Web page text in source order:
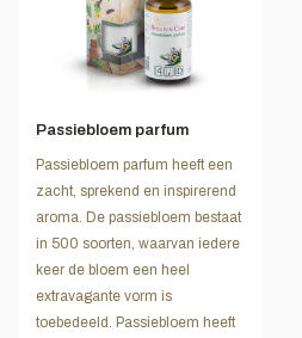
Passiebloem parfum
Passiebloem parfum heeft een
zacht, sprekend en inspirerend
aroma. De passiebloem bestaat
in 500 soorten, waarvan iedere
keer de bloem een heel
extravagante vorm is
toebedeeld. Passiebloem heeft